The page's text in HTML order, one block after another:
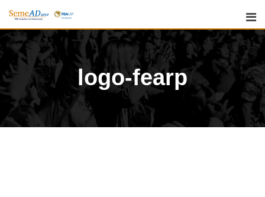
logo-fearp